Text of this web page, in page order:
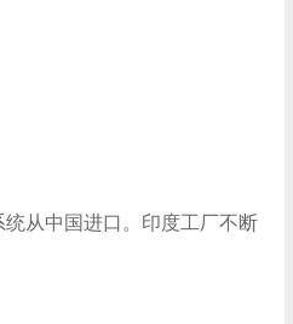
统从中国进口。印度工厂不断